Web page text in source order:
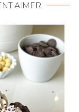
AIMER